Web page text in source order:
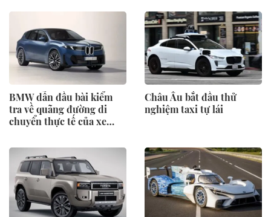
BMW dẫn đầu bài kiểm
tra về quãng đường di
chuyển thực tế của xe
Châu Âu bắt đầu thử
nghiệm taxi tự lái